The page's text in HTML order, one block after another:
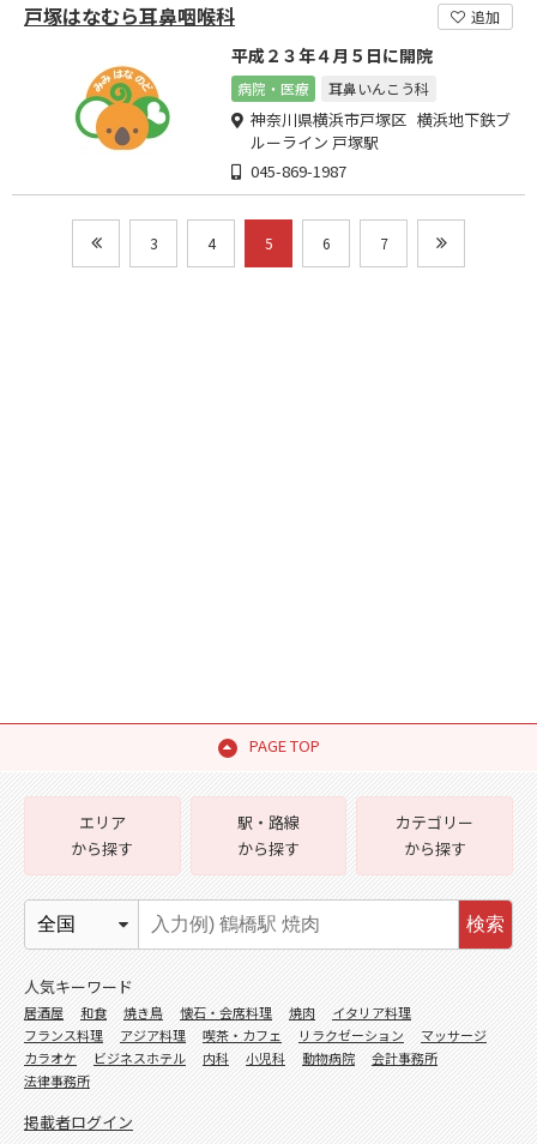
戸塚はなむら耳鼻咽喉科 追加
平成２３年４月５日に開院
病院・医療 耳鼻いんこう科
神奈川県横浜市戸塚区 横浜地下鉄ブ
ルーライン 戸塚駅
045-869-1987
3 4 5 6 7
PAGE TOP
エリア
から探す
駅・路線
から探す
カテゴリー
から探す
検索
人気キーワード
居酒屋 和食 焼き鳥 懐石・会席料理 焼肉
イタリア料理
フランス料理
アジア料理 喫茶・カフェ リラクゼーション
マッサージ
カラオケ
ビジネスホテル 内科 小児科 動物病院
会計事務所
法律事務所
掲載者ログイン